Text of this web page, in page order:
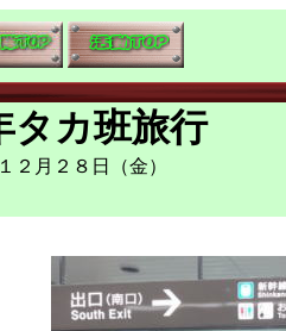
タカ班旅行
２月２８日（金）